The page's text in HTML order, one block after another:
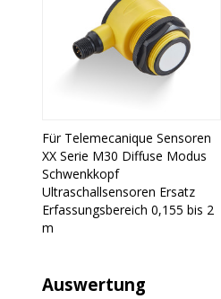
Für Telemecanique Sensoren
XX Serie M30 Diffuse Modus
Schwenkkopf
Ultraschallsensoren Ersatz
Erfassungsbereich 0,155 bis 2
m
Auswertung